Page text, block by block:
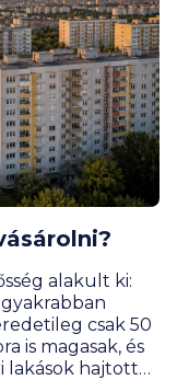
alakult ki:
csak 50
is magasak, és
hajtották